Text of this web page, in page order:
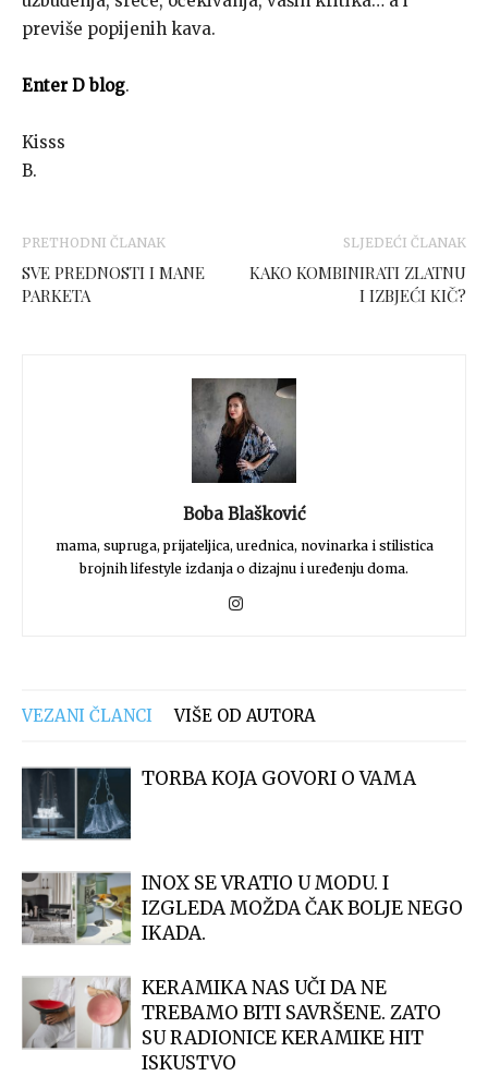
previše popijenih kava.
Enter D blog.
Kisss
B.
PRETHODNI ČLANAK
SVE PREDNOSTI I MANE
PARKETA
SLJEDEĆI ČLANAK
KAKO KOMBINIRATI ZLATNU
I IZBJEĆI KIČ?
Boba Blašković
mama, supruga, prijateljica, urednica, novinarka i stilistica
brojnih lifestyle izdanja o dizajnu i uređenju doma.
VEZANI ČLANCI VIŠE OD AUTORA
TORBA KOJA GOVORI O VAMA
INOX SE VRATIO U MODU. I
IZGLEDA MOŽDA ČAK BOLJE NEGO
IKADA.
KERAMIKA NAS UČI DA NE
TREBAMO BITI SAVRŠENE. ZATO
SU RADIONICE KERAMIKE HIT
ISKUSTVO